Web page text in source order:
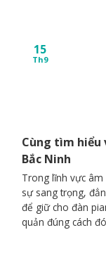
Cùng tìm hiểu
Bắc Ninh
Trong lĩnh vực
sự sang trọng,
để giữ cho đàn
quản đúng cách
15
Th9